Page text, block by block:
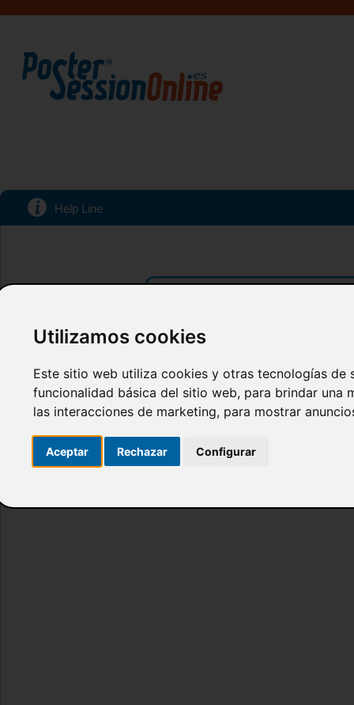
Utilizamos cookies
Este sitio web utiliza cookies y otras tecnologías de
funcionalidad básica del sitio web, para brindar una
las interacciones de marketing, para mostrar
Aceptar Rechazar Configurar
Help Line
Introduzca su email y password:
Password:
¿Olvidó